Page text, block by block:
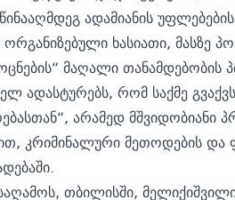
ადამიანის
ხასიათი, მასზე
მაღალი თანამდებობის
ადასტურებს, რომ საქმე
არამედ მშვიდობიანი
კრიმინალური მეთოდების და
თბილისში,